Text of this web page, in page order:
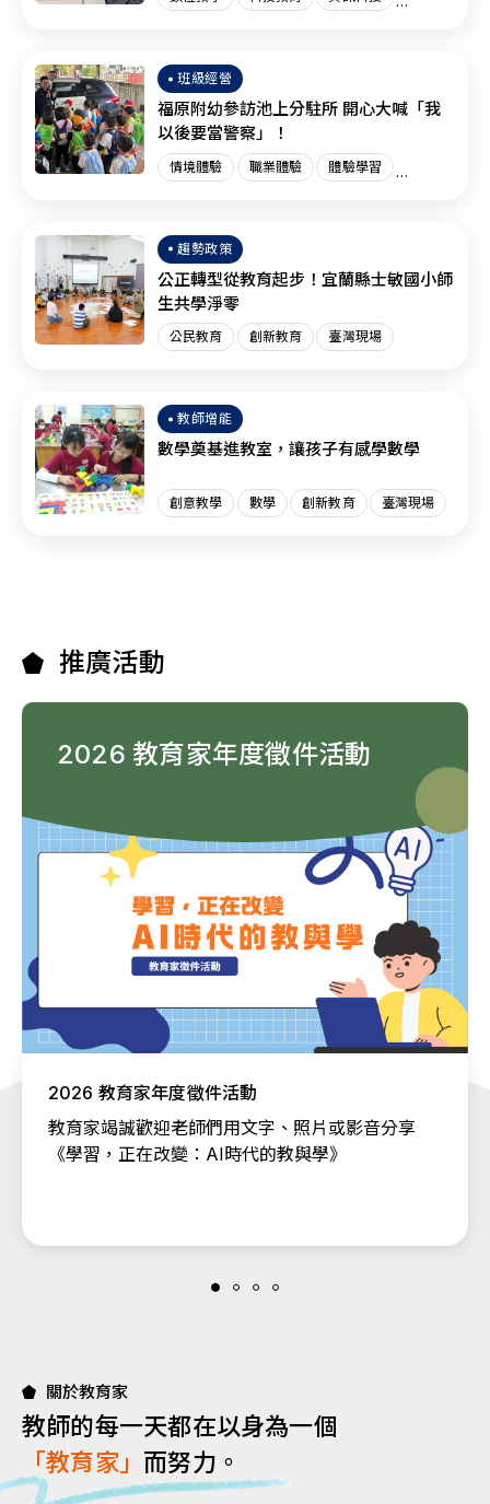
班級經營
福原附幼參訪池上分駐所 開心大喊「我
以後要當警察」！
情境體驗 職業體驗 體驗學習
趨勢政策
公正轉型從教育起步！宜蘭縣士敏國小師
生共學淨零
公民教育 創新教育 臺灣現場
教師增能
數學奠基進教室，讓孩子有感學數學
創意教學 數學 創新教育 臺灣現場
推廣活動
2026 教育家年度徵件活動
2026 教育家年度徵件活動
教育家竭誠歡迎老師們用文字、照片或影音分享
《學習，正在改變：AI時代的教與學》
關於教育家
教師的每一天都在以身為一個
「教育家」 而努力。